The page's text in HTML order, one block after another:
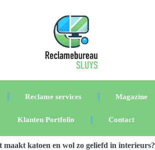
Reclame services Magazine
Klanten Portfolio Contact
maakt katoen en wol zo geliefd in interieurs?